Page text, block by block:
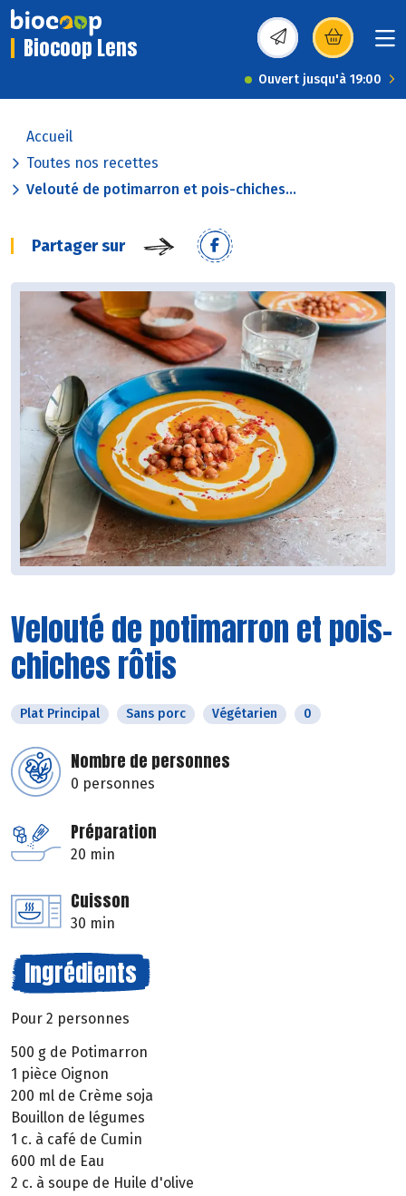
Biocoop Lens (s’ouvre dans une
Ouvert jusqu'à 19:00
Accueil
Toutes nos recettes
Velouté de potimarron et pois-chiches...
Partager sur
Velouté de potimarron et pois-
chiches rôtis
Plat Principal Sans porc Végétarien 0
Nombre de personnes
0 personnes
Préparation
20 min
Cuisson
30 min
Ingrédients
Pour 2 personnes
500 g de Potimarron
1 pièce Oignon
200 ml de Crème soja
Bouillon de légumes
1 c. à café de Cumin
600 ml de Eau
2 c. à soupe de Huile d'olive